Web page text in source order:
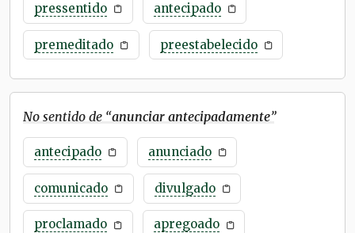
pressentido antecipado
premeditado preestabelecido
No sentido de “anunciar antecipadamente”
antecipado anunciado
comunicado divulgado
proclamado apregoado